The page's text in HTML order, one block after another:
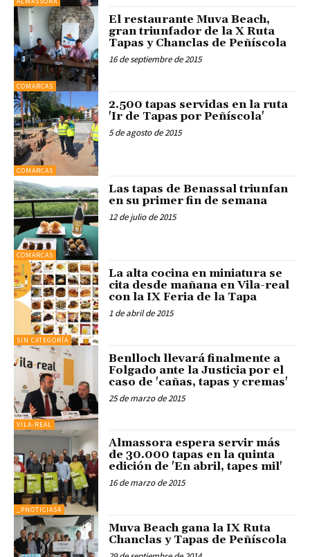
COMARCAS
El restaurante Muva Beach,
gran triunfador de la X Ruta
Tapas y Chanclas de Peñíscola
16 de septiembre de 2015
COMARCAS
2.500 tapas servidas en la ruta
'Ir de Tapas por Peñíscola'
5 de agosto de 2015
COMARCAS
Las tapas de Benassal triunfan
en su primer fin de semana
12 de julio de 2015
SIN CATEGORÍA
La alta cocina en miniatura se
cita desde mañana en Vila-real
con la IX Feria de la Tapa
1 de abril de 2015
VILA-REAL
Benlloch llevará finalmente a
Folgado ante la Justicia por el
caso de 'cañas, tapas y cremas'
25 de marzo de 2015
_PNOTICIAS4
Almassora espera servir más
de 30.000 tapas en la quinta
edición de 'En abril, tapes mil'
16 de marzo de 2015
Muva Beach gana la IX Ruta
Chanclas y Tapas de Peñíscola